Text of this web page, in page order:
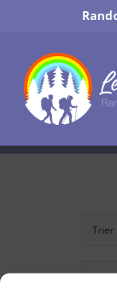
contenu
Trier